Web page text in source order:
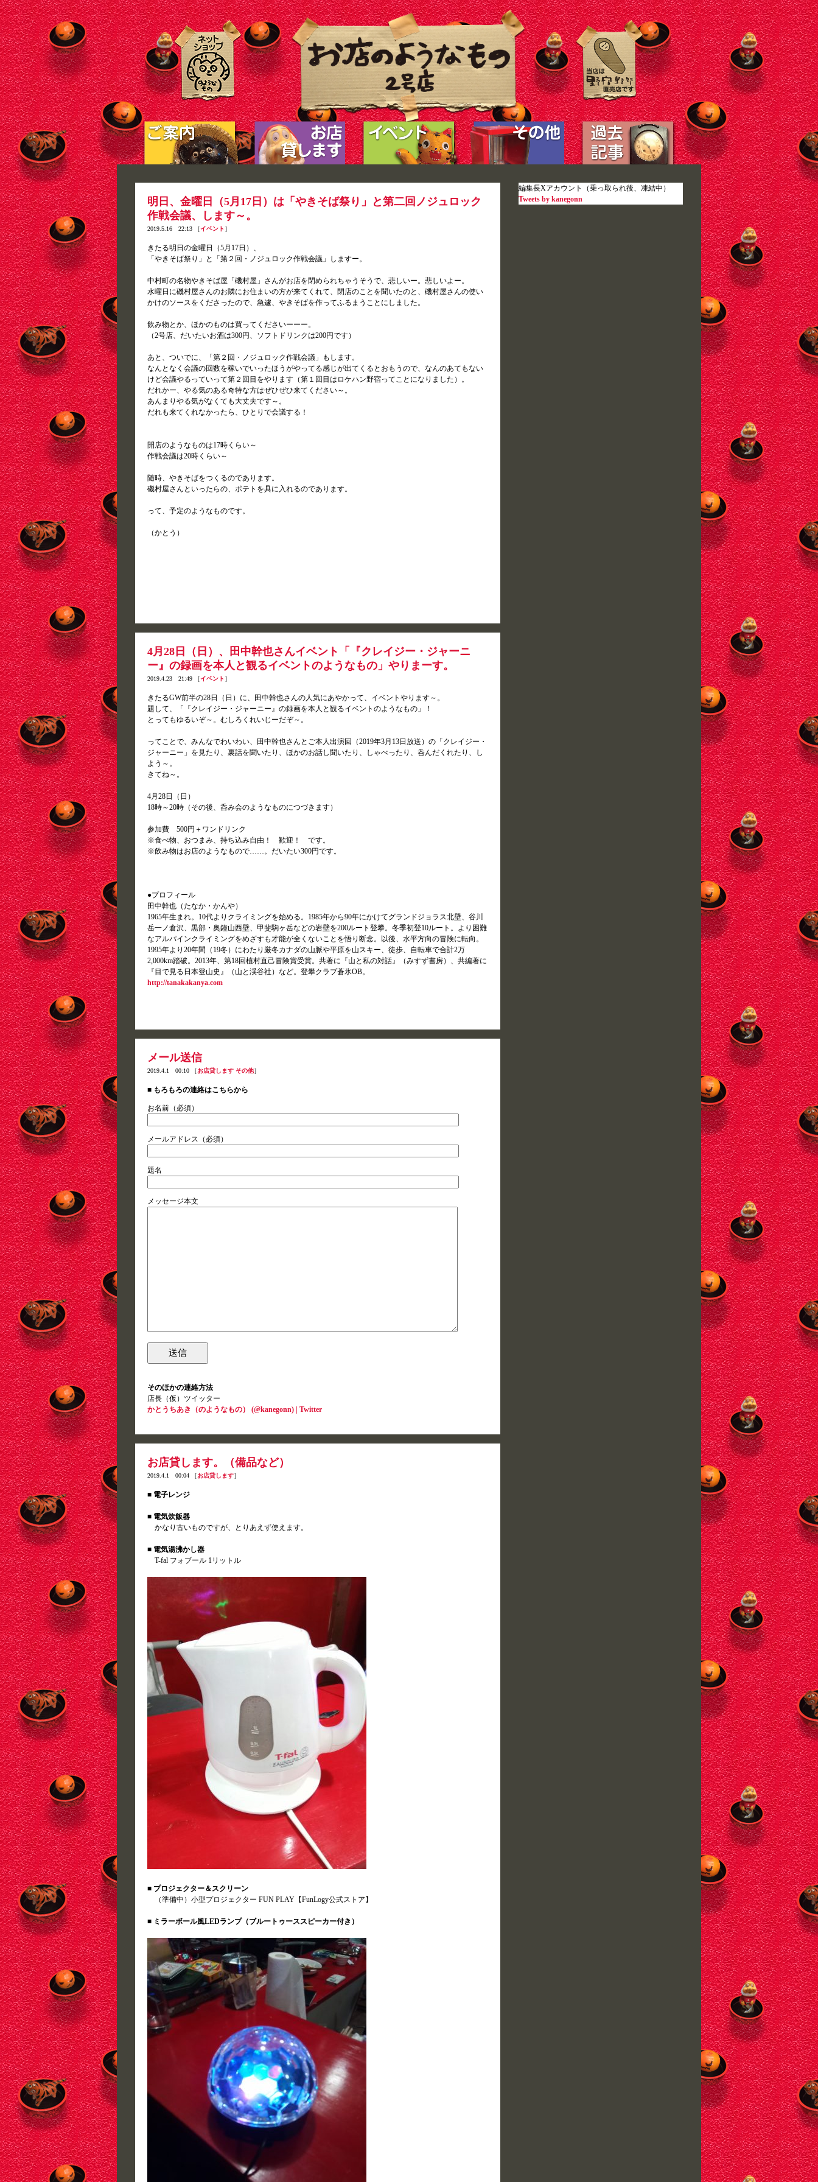
明日、金曜日（5月17日）は「やきそば祭り」と第二回ノジュロック
作戦会議、します～。
2019.5.16 22:13 ［イベント ］
きたる明日の金曜日（5月17日）、
「やきそば祭り」と「第２回・ノジュロック作戦会議」しますー。
中村町の名物やきそば屋「磯村屋」さんがお店を閉められちゃうそうで、悲しいー。悲しいよー。
水曜日に磯村屋さんのお隣にお住まいの方が来てくれて、閉店のことを聞いたのと、磯村屋さんの使い
かけのソースをくださったので、急遽、やきそばを作ってふるまうことにしました。
飲み物とか、ほかのものは買ってくださいーーー。
（2号店、だいたいお酒は300円、ソフトドリンクは200円です）
あと、ついでに、「第２回・ノジュロック作戦会議」もします。
なんとなく会議の回数を稼いでいったほうがやってる感じが出てくるとおもうので、なんのあてもない
けど会議やるっていって第２回目をやります（第１回目はロケハン野宿ってことになりました）。
だれかー、やる気のある奇特な方はぜひぜひ来てください～。
あんまりやる気がなくても大丈夫です～。
だれも来てくれなかったら、ひとりで会議する！
開店のようなものは17時くらい～
作戦会議は20時くらい～
随時、やきそばをつくるのであります。
磯村屋さんといったらの、ポテトを具に入れるのであります。
って、予定のようなものです。
（かとう）
4月28日（日）、田中幹也さんイベント「『クレイジー・ジャーニ
ー』の録画を本人と観るイベントのようなもの」やりまーす。
2019.4.23 21:49 ［イベント ］
きたるGW前半の28日（日）に、田中幹也さんの人気にあやかって、イベントやります～。
題して、「『クレイジー・ジャーニー』の録画を本人と観るイベントのようなもの」！
とってもゆるいぞ～。むしろくれいじーだぞ～。
ってことで、みんなでわいわい、田中幹也さんとご本人出演回（2019年3月13日放送）の「クレイジー・
ジャーニー」を見たり、裏話を聞いたり、ほかのお話し聞いたり、しゃべったり、呑んだくれたり、し
よう～。
きてね～。
4月28日（日）
18時～20時（その後、呑み会のようなものにつづきます）
参加費 500円＋ワンドリンク
※食べ物、おつまみ、持ち込み自由！ 歓迎！ です。
※飲み物はお店のようなもので……。だいたい300円です。
●プロフィール
田中幹也（たなか・かんや）
1965年生まれ。10代よりクライミングを始める。1985年から90年にかけてグランドジョラス北壁、谷川
岳一ノ倉沢、黒部・奥鐘山西壁、甲斐駒ヶ岳などの岩壁を200ルート登攀。冬季初登10ルート。より困難
なアルパインクライミングをめざすも才能が全くないことを悟り断念。以後、水平方向の冒険に転向。
1995年より20年間（19冬）にわたり厳冬カナダの山脈や平原を山スキー、徒歩、自転車で合計2万
2,000km踏破。2013年、第18回植村直己冒険賞受賞。共著に『山と私の対話』（みすず書房）、共編著に
『目で見る日本登山史』（山と渓谷社）など。登攀クラブ蒼氷ОB。
http://tanakakanya.com
メール送信
2019.4.1 00:10 ［お店貸します その他］
■ もろもろの連絡はこちらから
お名前（必須）
メールアドレス（必須）
題名
メッセージ本文
そのほかの連絡方法
店長（仮）ツイッター
かとうちあき（のようなもの） (@kanegonn) | Twitter
お店貸します。（備品など）
2019.4.1 00:04 ［お店貸します］
■ 電子レンジ
■ 電気炊飯器
かなり古いものですが、とりあえず使えます。
■ 電気湯沸かし器
T-fal フォブール 1リットル
■ プロジェクター＆スクリーン
（準備中）小型プロジェクター FUN PLAY【FunLogy公式ストア】
■ ミラーボール風LEDランプ（ブルートゥーススピーカー付き）
編集長Xアカウント（乗っ取られ後、凍結中）
Tweets by kanegonn